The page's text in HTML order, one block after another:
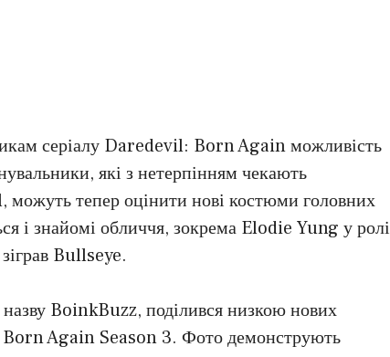
серіалу Daredevil: Born Again можливість
які з нетерпінням чекають
тепер оцінити нові костюми головних
і знайомі обличчя, зокрема Elodie Yung у ролі
Bullseye.
BoinkBuzz, поділився низкою нових
Again Season 3. Фото демонструють